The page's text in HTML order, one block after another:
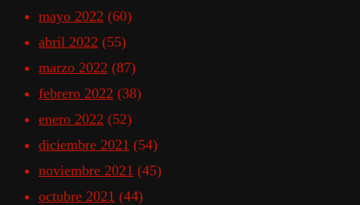
mayo 2022 (60)
abril 2022 (55)
marzo 2022 (87)
febrero 2022 (38)
enero 2022 (52)
diciembre 2021 (54)
noviembre 2021 (45)
octubre 2021 (44)